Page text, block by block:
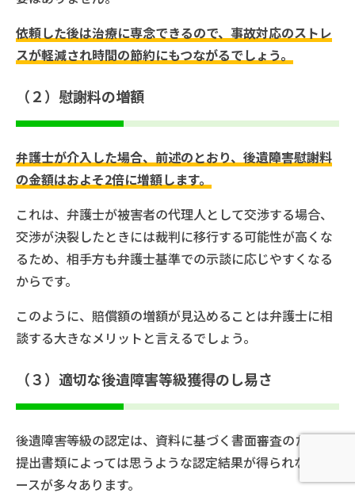
依頼した後は治療に専念できるので、事故対応のストレ
スが軽減され時間の節約にもつながるでしょう。
（２）慰謝料の増額
弁護士が介入した場合、前述のとおり、後遺障害慰謝料
の金額はおよそ2倍に増額します。
これは、弁護士が被害者の代理人として交渉する場合、
交渉が決裂したときには裁判に移行する可能性が高くな
るため、相手方も弁護士基準での示談に応じやすくなる
からです。
このように、賠償額の増額が見込めることは弁護士に相
談する大きなメリットと言えるでしょう。
（３）適切な後遺障害等級獲得のし易さ
後遺障害等級の認定は、資料に基づく書面審査のため、
提出書類によっては思うような認定結果が得られないケ
ースが多々あります。